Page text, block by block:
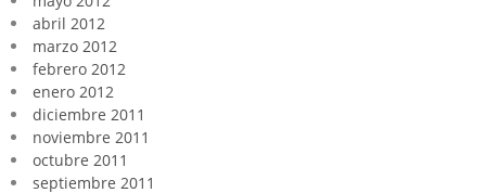
abril 2012
marzo 2012
febrero 2012
enero 2012
diciembre 2011
noviembre 2011
octubre 2011
septiembre 2011